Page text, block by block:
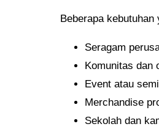
Beberapa
Seragam
Komunitas dan
Event atau
Merchandise
Sekolah dan